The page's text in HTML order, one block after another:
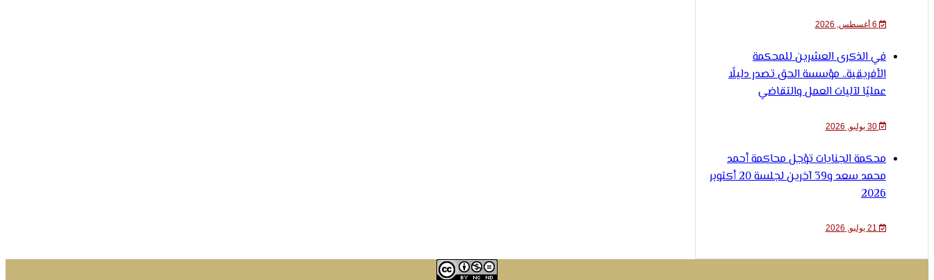
في الذكرى العشرين للمحكمة
الأفريقية.. مؤسسة الحق تصدر دليلًا
عمليًا لآليات العمل والتقاضي
30 يوليو, 2026
محكمة الجنايات تؤجل محاكمة أحمد
محمد سعد و39 آخرين لجلسة 20 أكتوبر
2026